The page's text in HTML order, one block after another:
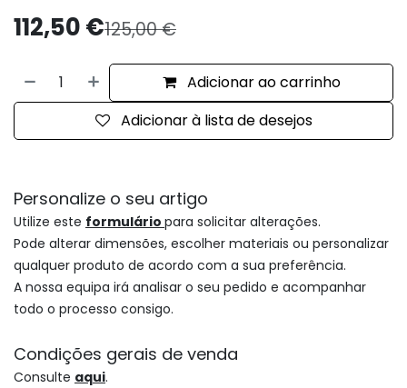
112,50€125,00€
Adicionar ao carrinho
Adicionar à lista de desejos
Personalize o seu artigo
Utilize este formulário para solicitar alterações.
Pode alterar dimensões, escolher materiais ou personalizar
qualquer produto de acordo com a sua preferência.
A nossa equipa irá analisar o seu pedido e acompanhar
todo o processo consigo.
Condições gerais de venda
Consulte aqui.